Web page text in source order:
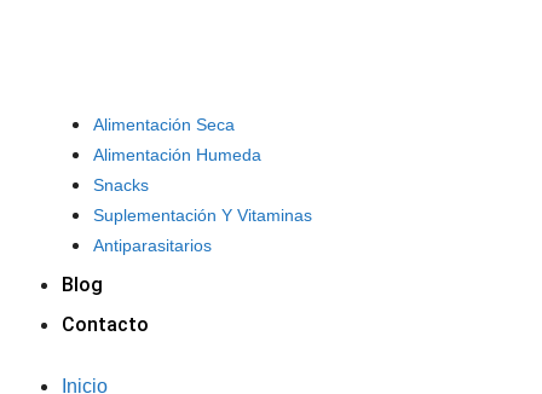
Alimentación Seca
Alimentación Humeda
Snacks
Suplementación Y Vitaminas
Antiparasitarios
Blog
Contacto
Inicio